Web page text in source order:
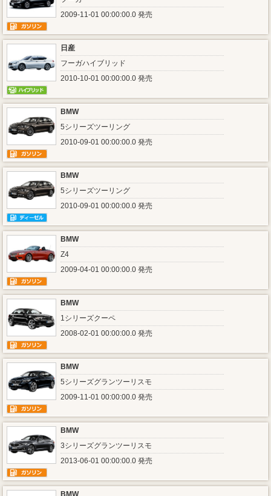
2009-11-01 00:00:00.0 発売
日産
フーガハイブリッド
2010-10-01 00:00:00.0 発売
BMW
5シリーズツーリング
2010-09-01 00:00:00.0 発売
BMW
5シリーズツーリング
2010-09-01 00:00:00.0 発売
BMW
Z4
2009-04-01 00:00:00.0 発売
BMW
1シリーズクーペ
2008-02-01 00:00:00.0 発売
BMW
5シリーズグランツーリスモ
2009-11-01 00:00:00.0 発売
BMW
3シリーズグランツーリスモ
2013-06-01 00:00:00.0 発売
BMW